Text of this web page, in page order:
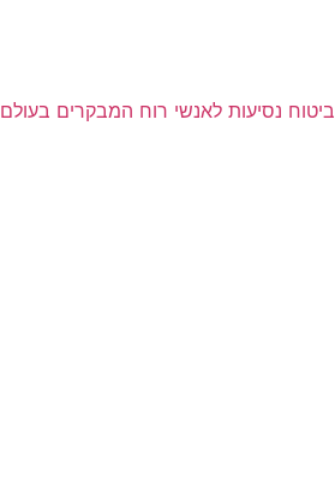
ביטוח נסיעות לאנשי רוח המבקרים בעולם